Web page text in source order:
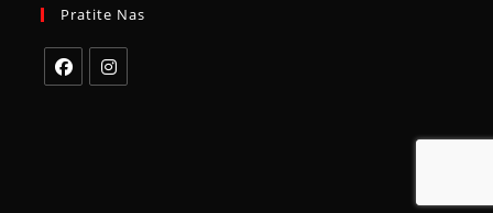
Pratite Nas